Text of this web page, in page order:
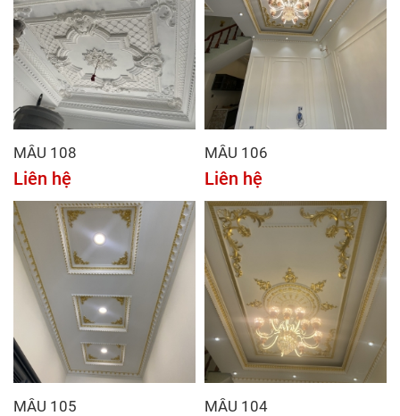
MẪU 108
Liên hệ
MẪU 106
Liên hệ
MẪU 105 MẪU 104